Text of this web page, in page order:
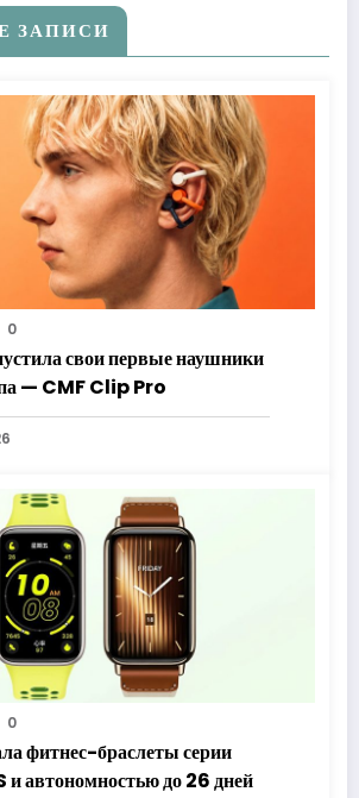
ЗАПИСИ
0
свои первые наушники
— CMF Clip Pro
0
фитнес-браслеты серии
и автономностью до 26 дней